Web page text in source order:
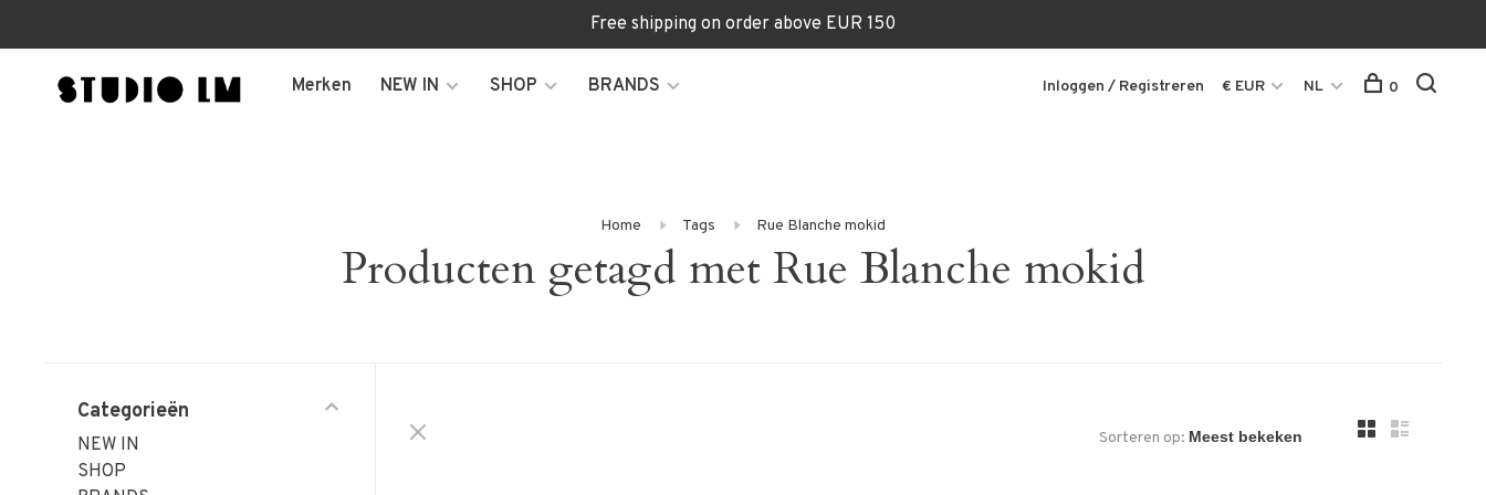
Free shipping on order above EUR 150
Merken NEW IN SHOP BRANDS Inloggen / Registreren € EUR NL 0
Home Tags Rue Blanche mokid
Producten getagd met Rue Blanche mokid
Categorieën
NEW IN
SHOP
Sorteren op: